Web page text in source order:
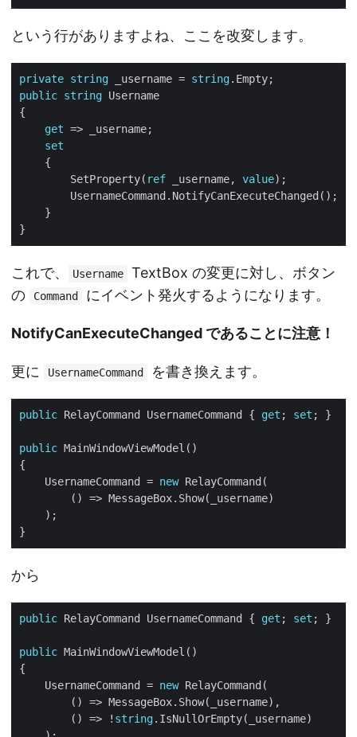
という行がありますよね、ここを改変します。
private string _username = string
public string
get
set
        SetProperty(
ref _username, value
これで、 Username
TextBox の変更に対し、ボタン
の
Command にイベント発火するようになります。
NotifyCanExecuteChanged であることに注意！
更に UsernameCommand を書き換えます。
public RelayCommand UsernameCommand { get ; set
public
    UsernameCommand =
new
から
public RelayCommand UsernameCommand { get ; set
public
    UsernameCommand =
new
        () => !
string